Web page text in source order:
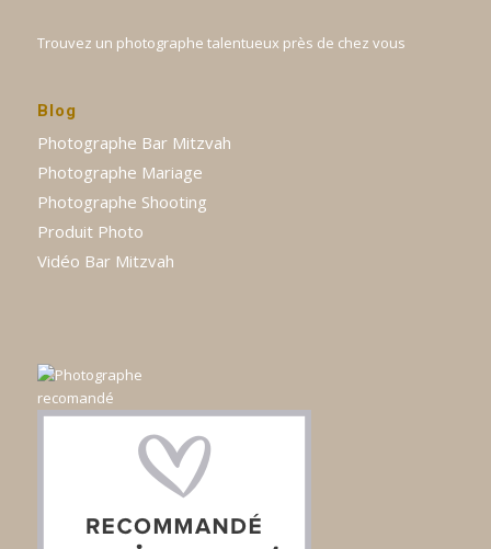
Trouvez un photographe talentueux près de chez vous
Blog
Photographe Bar Mitzvah
Photographe Mariage
Photographe Shooting
Produit Photo
Vidéo Bar Mitzvah